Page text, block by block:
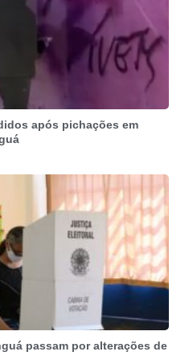
após pichações em
passam por alterações de